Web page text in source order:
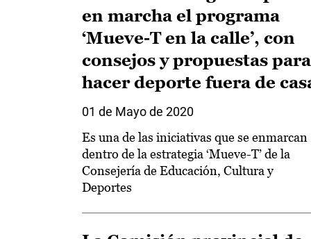
en marcha el programa
‘Mueve-T en la calle’, con
consejos y propuestas para
hacer deporte fuera de
01 de Mayo de 2020
Es una de las iniciativas que se enmarcan
dentro de la estrategia ‘Mueve-T’ de la
Consejería de Educación, Cultura y
Deportes